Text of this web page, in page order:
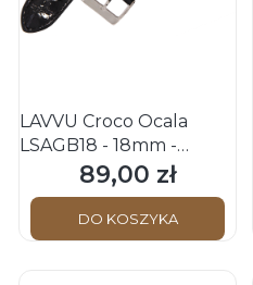
LAVVU Croco Ocala
LSAGB18 - 18mm -
CZARNY - Skórzany
pasek do zegarka
Cena
89,00 zł
DO KOSZYKA